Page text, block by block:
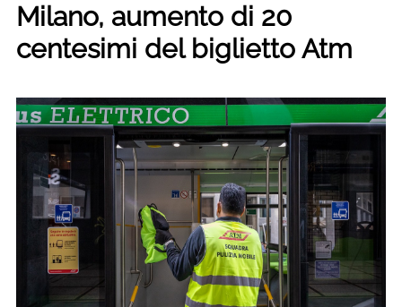
Milano, aumento di 20
centesimi del biglietto Atm